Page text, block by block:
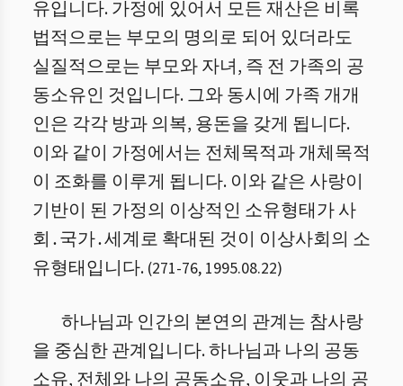
유입니다. 가정에 있어서 모든 재산은 비록
법적으로는 부모의 명의로 되어 있더라도
실질적으로는 부모와 자녀, 즉 전 가족의 공
동소유인 것입니다. 그와 동시에 가족 개개
인은 각각 방과 의복, 용돈을 갖게 됩니다.
이와 같이 가정에서는 전체목적과 개체목적
이 조화를 이루게 됩니다. 이와 같은 사랑이
기반이 된 가정의 이상적인 소유형태가 사
회․국가․세계로 확대된 것이 이상사회의 소
유형태입니다. (271-76, 1995.08.22)
하나님과 인간의 본연의 관계는 참사랑
을 중심한 관계입니다. 하나님과 나의 공동
소유, 전체와 나의 공동소유, 이웃과 나의 공